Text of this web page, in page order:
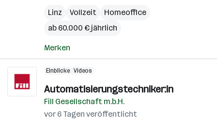
Linz
Vollzeit
Homeoffice
ab 60.000 € jährlich
Merken
Einblicke Videos
Automatisierungstechniker:in
Fill Gesellschaft m.b.H.
vor 6 Tagen veröffentlicht